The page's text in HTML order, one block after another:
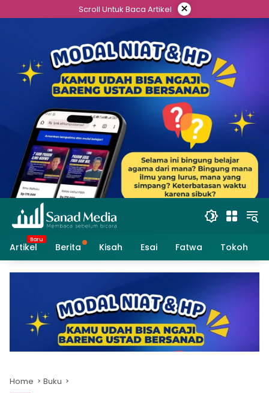
to
Scroll Untuk Baca Artikel ×
Artikel Berita Kisah Esai Fatwa Tokoh
Home Buku